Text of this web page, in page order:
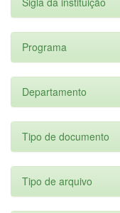
Programa
Departamento
Tipo de documento
Tipo de arquivo